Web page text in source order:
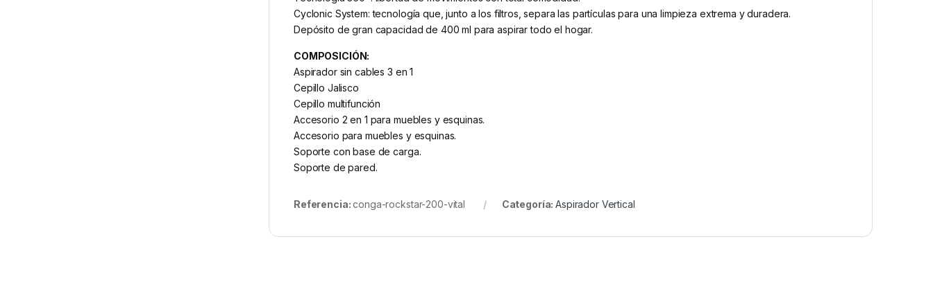
Cyclonic System: tecnología que, junto a los filtros, separa las partículas para una limpieza extrema y duradera.
Depósito de gran capacidad de 400 ml para aspirar todo el hogar.
COMPOSICIÓN:
Aspirador sin cables 3 en 1
Cepillo Jalisco
Cepillo multifunción
Accesorio 2 en 1 para muebles y esquinas.
Accesorio para muebles y esquinas.
Soporte con base de carga.
Soporte de pared.
Referencia:conga-rockstar-200-vital Categoría:Aspirador Vertical